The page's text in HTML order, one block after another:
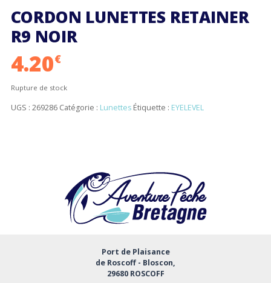
CORDON LUNETTES RETAINER
R9 NOIR
4.20€
Rupture de stock
UGS : 269286 Catégorie : Lunettes Étiquette : EYELEVEL
Port de Plaisance
de Roscoff - Bloscon,
29680 ROSCOFF